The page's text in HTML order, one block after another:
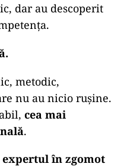
dar au descoperit
metodic,
nu au nicio rușine.
cea mai
.
expertul în zgomot